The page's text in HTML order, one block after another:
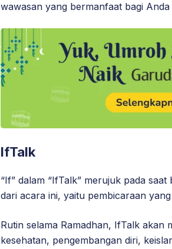
wawasan yang bermanfaat bagi
IfTalk
“If” dalam “IfTalk” merujuk pada
dari acara ini, yaitu pembicaraan
Rutin selama Ramadhan, IfTalk
kesehatan, pengembangan diri,